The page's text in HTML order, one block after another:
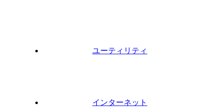
ユーティリティ
インターネット